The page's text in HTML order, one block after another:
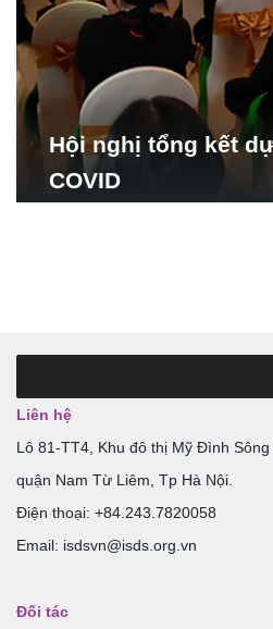
Hội nghị tổng kết
COVID
Liên hệ
Lô 81-TT4, Khu đô thị Mỹ Đình
quận Nam Từ Liêm, Tp Hà Nội.
Điện thoại: +84.243.7820058
Email: isdsvn@isds.org.vn
Đối tác